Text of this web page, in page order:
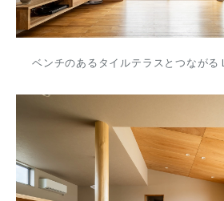
ベンチのあるタイルテラスとつながる